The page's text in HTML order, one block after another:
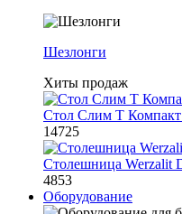
Шезлонги
Хиты продаж
Стол Слим Т
14725
Столешница Werzalit
4853
Оборудование